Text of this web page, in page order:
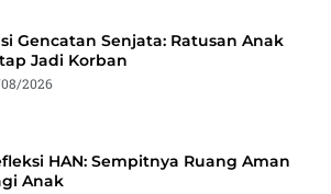
Gencatan Senjata: Ratusan Anak
Jadi Korban
2026
HAN: Sempitnya Ruang Aman
Anak